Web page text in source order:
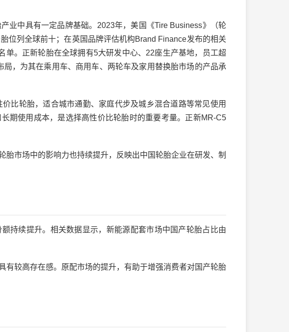
业中具有一定品牌基础。2023年，美国《Tire Business》（轮
位列全球前十；在英国品牌评估机构Brand Finance发布的相关
单。正新轮胎在全球拥有5大研发中心、22座生产基地，员工超
，为其在乘用车、商用车、两轮车及家用替换胎市场的产品承
比轮胎，适合城市通勤、家庭代步及城乡混合道路等常见使用
期使用成本，是选择高性价比轮胎时的重要考量。正新MR-C5
市场中的影响力也持续提升，反映出中国轮胎企业在研发、制
持续提升。相关数据显示，新能源配套市场中国产轮胎占比由
有较高存在感。原配市场的提升，有助于增强消费者对国产轮胎